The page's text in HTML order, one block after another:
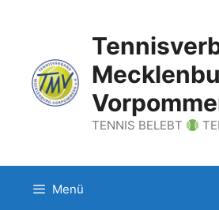
TENNIS BELEBT
Menü